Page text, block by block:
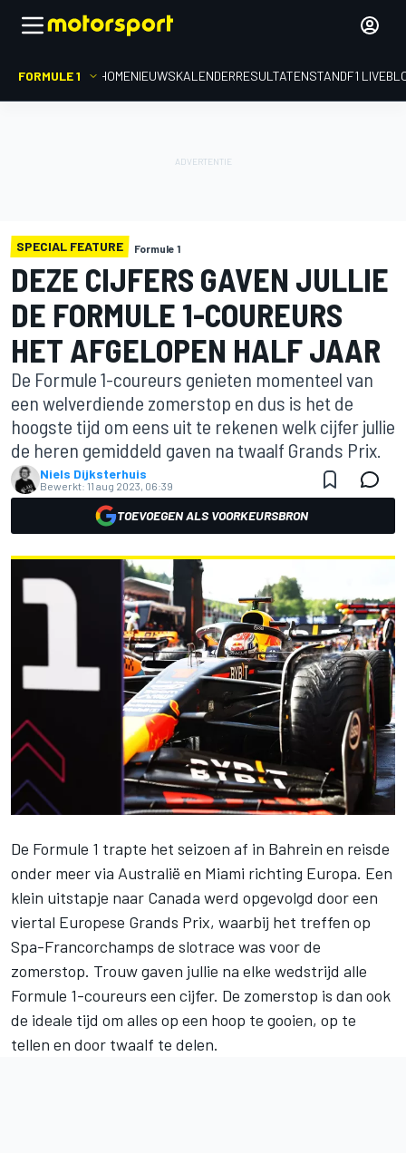
FORMULE 1 HOMENIEUWSKALENDERRESULTATENSTANDF1
SPECIAL FEATURE Formule 1
DEZE CIJFERS GAVEN JULLIE
DE FORMULE 1-COUREURS
HET AFGELOPEN HALF JAAR
De Formule 1-coureurs genieten momenteel van
een welverdiende zomerstop en dus is het de
hoogste tijd om eens uit te rekenen welk cijfer jullie
de heren gemiddeld gaven na twaalf Grands Prix.
Niels Dijksterhuis
Bewerkt: 11 aug 2023, 06:39
TOEVOEGEN ALS VOORKEURSBRON
De Formule 1 trapte het seizoen af in Bahrein en reisde
onder meer via Australië en Miami richting Europa. Een
klein uitstapje naar Canada werd opgevolgd door een
viertal Europese Grands Prix, waarbij het treffen op
Spa-Francorchamps de slotrace was voor de
zomerstop. Trouw gaven jullie na elke wedstrijd alle
Formule 1-coureurs een cijfer. De zomerstop is dan ook
de ideale tijd om alles op een hoop te gooien, op te
tellen en door twaalf te delen.